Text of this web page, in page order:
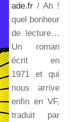
ade.fr / Ah !
quel bonheur
de lecture…
Un roman
écrit en
1971 et qui
nous arrive
enfin en VF,
traduit par